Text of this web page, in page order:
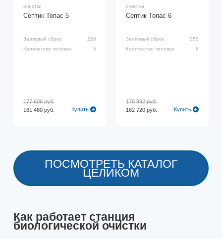
очистки
Септик Топас 5
Залповый сброс
220
Количество человек
5
161 460 руб.
177 606 руб.
Купить
очистки
Септик Топас 6
Залповый сброс
250
Количество человек
6
162 720 руб.
178 992 руб.
Купить
ПОСМОТРЕТЬ КАТАЛОГ
ЦЕЛИКОМ
Как работает станция
биологической очистки